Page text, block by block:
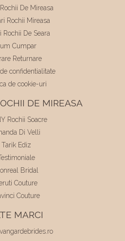
De Mireasa
Rochii Mireasa
Rochii De Seara
Cumpar
Returnare
confidentialitate
de cookie-uri
DE MIREASA
Rochii Soacre
Di Velli
Tarik Ediz
Bridal
Couture
Couture
MARCI